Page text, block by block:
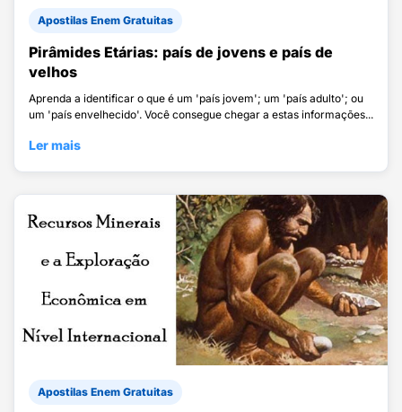
Apostilas Enem Gratuitas
Pirâmides Etárias: país de jovens e país de
velhos
Aprenda a identificar o que é um 'país jovem'; um 'país adulto'; ou
um 'país envelhecido'. Você consegue chegar a estas informações...
Ler mais
Apostilas Enem Gratuitas